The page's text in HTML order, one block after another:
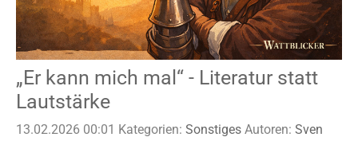
„Er kann mich mal“ - Literatur statt
Lautstärke
13.02.2026 00:01 Kategorien: Sonstiges Autoren: Sven